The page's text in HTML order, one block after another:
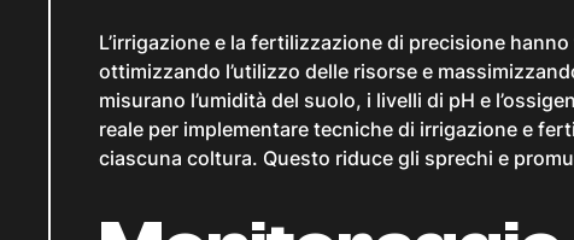
L’irrigazione e la fertilizzazione di precisione
ottimizzando l’utilizzo delle risorse e
misurano l’umidità del suolo, i livelli di pH e
reale per implementare tecniche di irrigazione e
ciascuna coltura. Questo riduce gli sprechi e